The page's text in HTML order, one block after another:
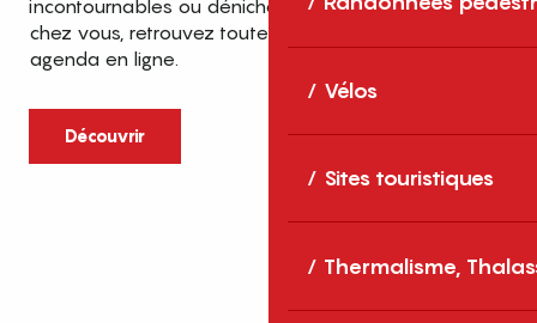
Vélos
Sites touristiques
Thermalisme,
incontournables ou dénicher des sorties près de
chez vous, retrouvez toutes les infos dans notre
agenda en ligne.
Découvrir
en famille
cet été dans les Pyrénées-Orientales
Entre mer Méditerranée, villages de
caractère et grands espaces naturels, les
Pyrénées-Orientales sont une destination
idéale pour partager des moments en
famille tout au long...